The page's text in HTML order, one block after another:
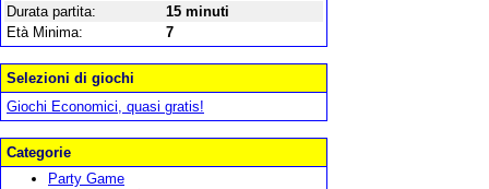
Durata partita:
15 minuti
Età Minima:
7
Selezioni di giochi
Giochi Economici, quasi gratis!
Categorie
Party Game